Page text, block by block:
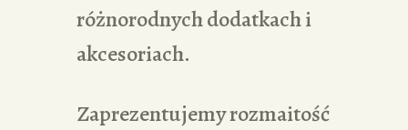
różnorodnych dodatkach i
akcesoriach.
Zaprezentujemy rozmaitość